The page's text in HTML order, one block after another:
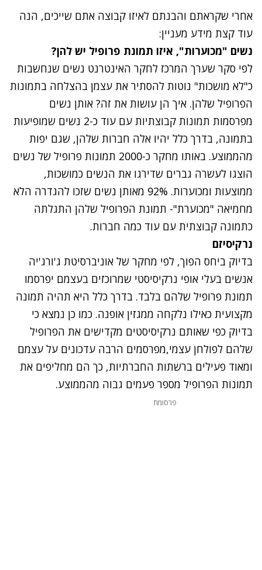
אחרי שקראתם והבנתם לאיזו קבוצה אתם שייכים, הנה
עוד קצת מידע מעניין:
נשים "מכוערות", איזו תמונת פרופיל יש להן?
לפי סקר שערך המרכז לחקר האינטרנט נשים שנחשבות
כ"לא מושכות" נוטות להסתיר את עצמן בהצלחה בתמונות
הפרופיל שלהן. איך הן עושות את זה? אותן נשים
מפרסמות תמונות קבוצתיות עם עוד כ-2 נשים שמופיעות
בתמונה, בדרך כלל יהיו אלה חברות שלהן, שגם יפות
מהממוצע. באותו מחקר כ-2000 תמונות פרופיל של נשים
הוצגו לעשרה גברים שדירגו את הנשים כמושכות,
ממוצעות ומכוערות. 92% מאותן נשים שזכו להגדרה הלא
מחמיאה "מכוערת"- תמונת הפרופיל שלהן התגלתה
כתמונה קבוצתית עם עוד כמה חברות.
נרקיסיזם
בדיוק ביחס הפוך, לפי מחקר של אוניברסיטת ג'ורג'יה
אנשים בעלי אופי נרקיסיסטי שמרוכזים בעצמם יפרסמו
תמונת פרופיל שלהם בלבד. בדרך כלל היא תהיה תמונה
מקצועית כאילו נלקחה ממגזין אופנה. כמו כן נמצא כי
בדיוק כפי שאותם נרקיסיסטים מקדישים את הפרופיל
שלהם לפולחן עצמי,מפרסמים הרבה עדכונים על עצמם
ומאוד פעילים ברשתות החברתיות, כך הם מחליפים את
תמונות הפרופיל מספר פעמים גבוה מהממוצע.
פרסומת